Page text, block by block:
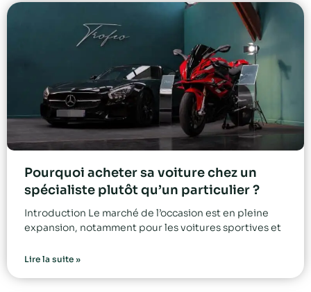
Pourquoi acheter sa voiture chez un
spécialiste plutôt qu’un particulier ?
Introduction Le marché de l’occasion est en pleine
expansion, notamment pour les voitures sportives et
Lire la suite »